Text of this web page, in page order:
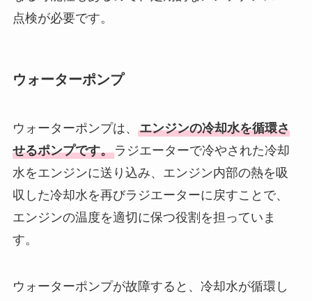
点検が必要です。
ウォーターポンプ
ウォーターポンプは、 エンジンの冷却水を循環さ
せるポンプです。ラジエーターで冷やされた冷却
水をエンジンに送り込み、エンジン内部の熱を吸
収した冷却水を再びラジエーターに戻すことで、
エンジンの温度を適切に保つ役割を担っていま
す。
ウォーターポンプが故障すると、冷却水が循環し